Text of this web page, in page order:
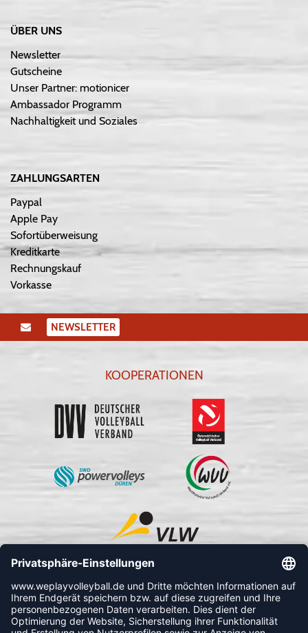
ÜBER UNS
Newsletter
Gutscheine
Unser Partner: motionicer
Ambassador Programm
Nachhaltigkeit und Soziales
ZAHLUNGSARTEN
Paypal
Apple Pay
Sofortüberweisung
Kreditkarte
Rechnungskauf
Vorkasse
NEWSLETTER
KOOPERATIONEN
FOLLOW US